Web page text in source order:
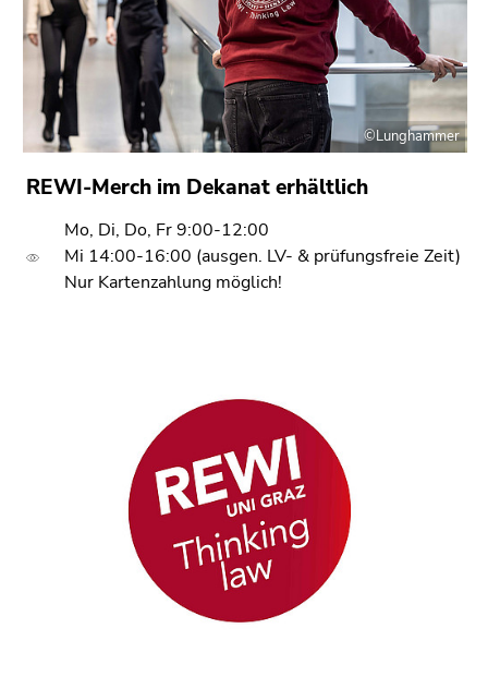
©Lunghammer
REWI-Merch im Dekanat erhältlich
Mo, Di, Do, Fr 9:00-12:00
Mi 14:00-16:00 (ausgen. LV- & prüfungsfreie Zeit)
Nur Kartenzahlung möglich!